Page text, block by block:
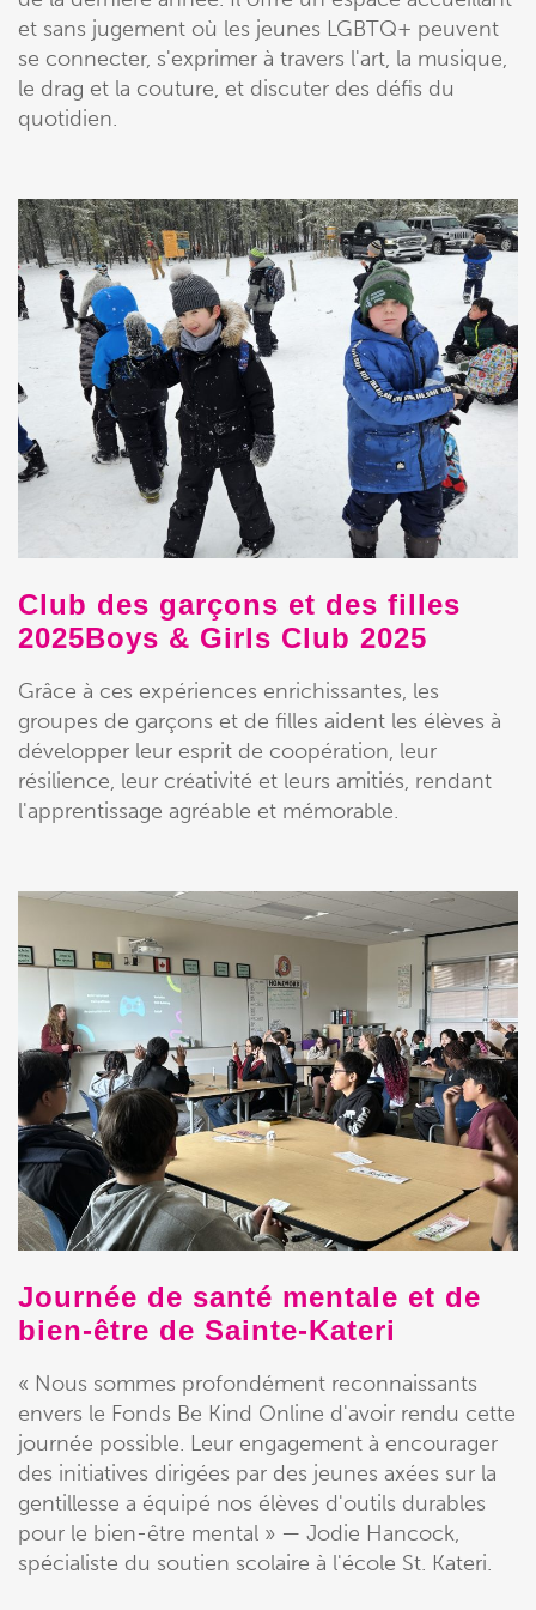
et sans jugement où les jeunes LGBTQ+ peuvent
se connecter, s'exprimer à travers l'art, la musique,
le drag et la couture, et discuter des défis du
quotidien.
Club des garçons et des filles
2025Boys & Girls Club 2025
Grâce à ces expériences enrichissantes, les
groupes de garçons et de filles aident les élèves à
développer leur esprit de coopération, leur
résilience, leur créativité et leurs amitiés, rendant
l'apprentissage agréable et mémorable.
Journée de santé mentale et de
bien-être de Sainte-Kateri
« Nous sommes profondément reconnaissants
envers le Fonds Be Kind Online d'avoir rendu cette
journée possible. Leur engagement à encourager
des initiatives dirigées par des jeunes axées sur la
gentillesse a équipé nos élèves d'outils durables
pour le bien-être mental » — Jodie Hancock,
spécialiste du soutien scolaire à l'école St. Kateri.